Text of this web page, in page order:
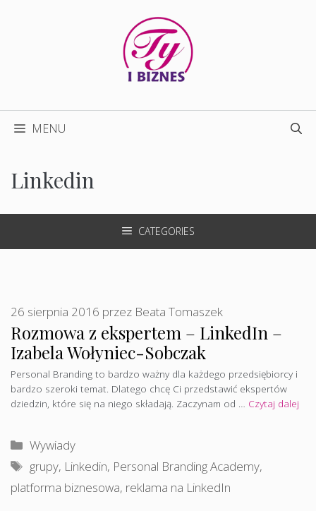
MENU
Linkedin
CATEGORIES
Rozmowa z ekspertem – LinkedIn –
Izabela Wołyniec-Sobczak
26 sierpnia 2016 przez Beata Tomaszek
Personal Branding to bardzo ważny dla każdego przedsiębiorcy i
bardzo szeroki temat. Dlatego chcę Ci przedstawić ekspertów
dziedzin, które się na niego składają. Zaczynam od … Czytaj dalej
Kategorie
Wywiady
Tagi
grupy, Linkedin, Personal Branding Academy,
platforma biznesowa, reklama na LinkedIn